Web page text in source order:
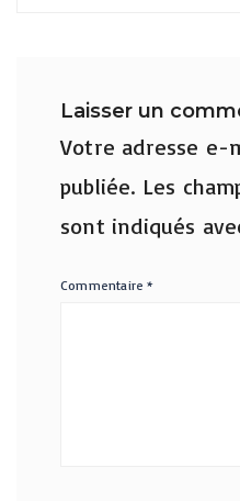
Laisser un
Votre adresse e-
publiée. Les
sont indiqués
Commentaire*